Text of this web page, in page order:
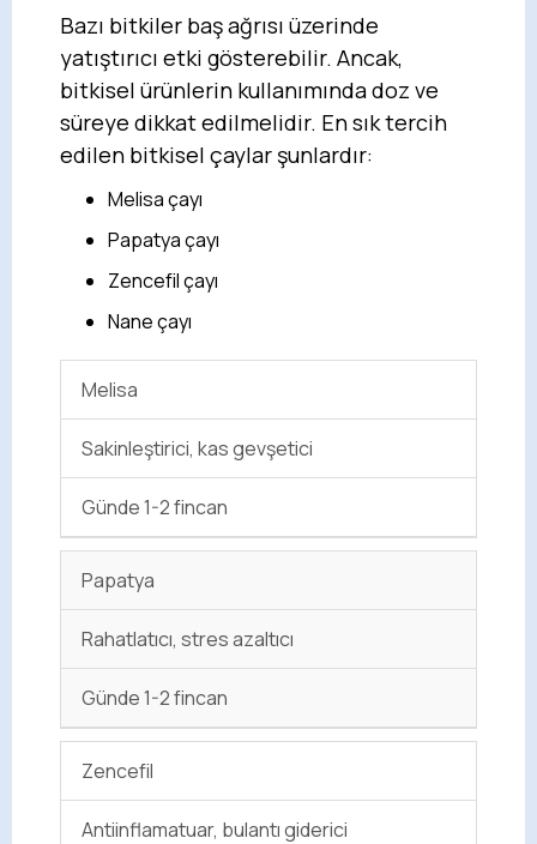
Bazı bitkiler baş ağrısı üzerinde
yatıştırıcı etki gösterebilir. Ancak,
bitkisel ürünlerin kullanımında doz ve
süreye dikkat edilmelidir. En sık tercih
edilen bitkisel çaylar şunlardır:
Melisa çayı
Papatya çayı
Zencefil çayı
Nane çayı
Melisa
Sakinleştirici, kas gevşetici
Günde 1-2 fincan
Papatya
Rahatlatıcı, stres azaltıcı
Günde 1-2 fincan
Zencefil
Antiinflamatuar, bulantı giderici